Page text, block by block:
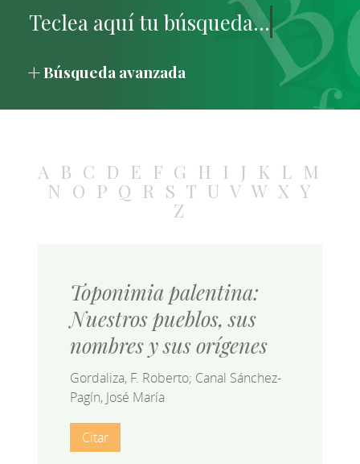
Búsqueda avanzada
A B C D E F G H I J K L M
N O P Q R S T U V W X Y
Z
Toponimia palentina:
Nuestros pueblos, sus
nombres y sus orígenes
Gordaliza, F. Roberto; Canal Sánchez-
Pagín, José María
Citar